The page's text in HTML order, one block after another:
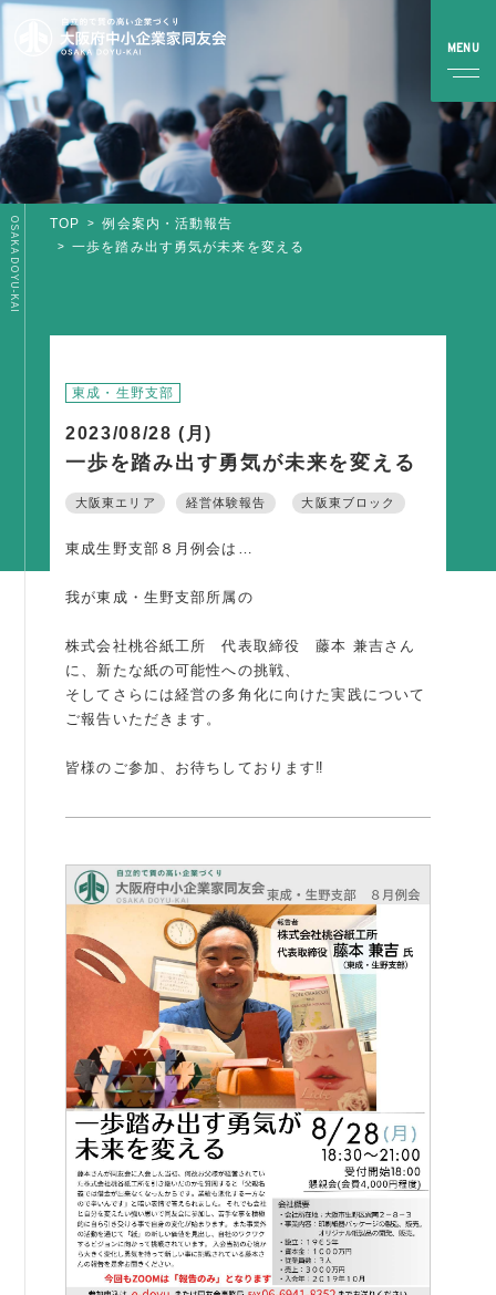
同友会について
調査・資料・提言
活動内容
同友会の地域づくり
SDGS
障がい者雇用
キャリア教育
例会案内・活動報告
例会案内・活動報告
入会案内
入会案内
よくある質問
事務局
TOP
例会案内・活動報告
一歩を踏み出す勇気が未来を変える
OSAKA DOYU-KAI
東成・生野支部
2023/08/28 (月)
一歩を踏み出す勇気が未来を変える
大阪東エリア 経営体験報告 大阪東ブロック
東成生野支部８月例会は…
我が東成・生野支部所属の
株式会社桃谷紙工所 代表取締役 藤本 兼吉さん
に、新たな紙の可能性への挑戦、
そしてさらには経営の多角化に向けた実践について
ご報告いただきます。
皆様のご参加、お待ちしております‼